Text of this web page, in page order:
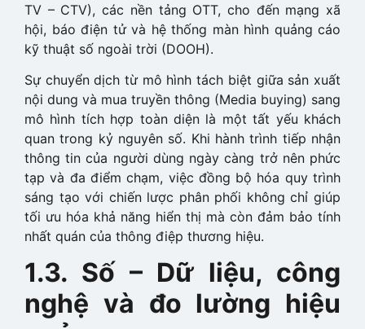
TV – CTV), các nền tảng OTT, cho đến mạng xã
hội, báo điện tử và hệ thống màn hình quảng cáo
kỹ thuật số ngoài trời (DOOH).
Sự chuyển dịch từ mô hình tách biệt giữa sản xuất
nội dung và mua truyền thông (Media buying) sang
mô hình tích hợp toàn diện là một tất yếu khách
quan trong kỷ nguyên số. Khi hành trình tiếp nhận
thông tin của người dùng ngày càng trở nên phức
tạp và đa điểm chạm, việc đồng bộ hóa quy trình
sáng tạo với chiến lược phân phối không chỉ giúp
tối ưu hóa khả năng hiển thị mà còn đảm bảo tính
nhất quán của thông điệp thương hiệu.
1.3. Số – Dữ liệu, công
nghệ và đo lường hiệu